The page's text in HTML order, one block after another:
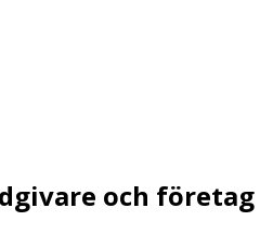
och företag